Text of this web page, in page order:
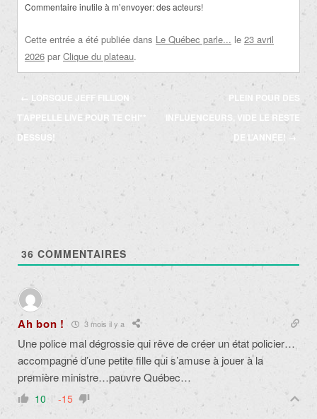
Commentaire inutile à m’envoyer: des acteurs!
Cette entrée a été publiée dans Le Québec parle... le 23 avril
2026 par Clique du plateau.
Navigation
des
articles
← LORSQUE JEFF FILLION
T’APPELLE LIVE POUR TE CHI**
DESSUS!
PLEIN POUR DES
INFLUENCEURS, VIDE LE RESTE
DE L’ANNÉE!
→
36 COMMENTAIRES
Ah bon ! 3 mois il y a
Une police mal dégrossie qui rêve de créer un état policier…
accompagné d’une petite fille qui s’amuse à jouer à la
première ministre…pauvre Québec…
10 -15